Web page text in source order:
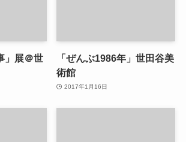
」展＠世
「ぜんぶ1986年」世田谷美
術館
2017年1月16日